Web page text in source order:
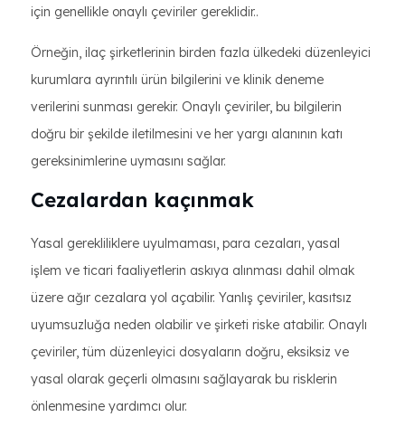
için genellikle onaylı çeviriler gereklidir..
Örneğin, ilaç şirketlerinin birden fazla ülkedeki düzenleyici
kurumlara ayrıntılı ürün bilgilerini ve klinik deneme
verilerini sunması gerekir. Onaylı çeviriler, bu bilgilerin
doğru bir şekilde iletilmesini ve her yargı alanının katı
gereksinimlerine uymasını sağlar.
Cezalardan kaçınmak
Yasal gerekliliklere uyulmaması, para cezaları, yasal
işlem ve ticari faaliyetlerin askıya alınması dahil olmak
üzere ağır cezalara yol açabilir. Yanlış çeviriler, kasıtsız
uyumsuzluğa neden olabilir ve şirketi riske atabilir. Onaylı
çeviriler, tüm düzenleyici dosyaların doğru, eksiksiz ve
yasal olarak geçerli olmasını sağlayarak bu risklerin
önlenmesine yardımcı olur.